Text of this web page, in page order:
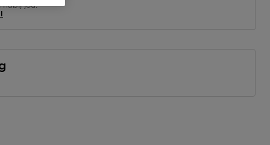
nabij jou.